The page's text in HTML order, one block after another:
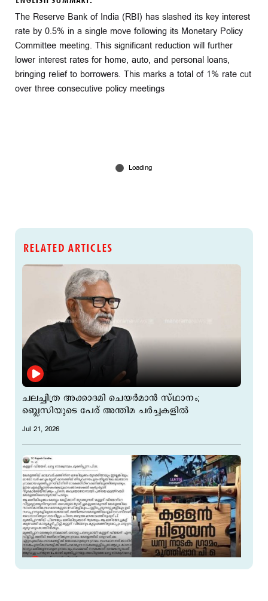
The Reserve Bank of India (RBI) has slashed its key interest
rate by 0.5% in a single move following its Monetary Policy
Committee meeting. This significant reduction will further
lower interest rates for home, auto, and personal loans,
bringing relief to borrowers. This marks a total of 1% rate cut
over three consecutive policy meetings
RELATED ARTICLES
ചലച്ചിത്ര അക്കാദമി ചെയർമാൻ സ്ഥാനം;
ബ്ലെസിയുടെ പേര് അന്തിമ ചര്‍ച്ചകളില്‍
Jul 21, 2026